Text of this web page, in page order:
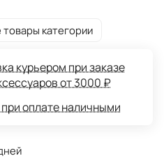
товары категории
курьером при заказе
от 3000 ₽
оплате наличными